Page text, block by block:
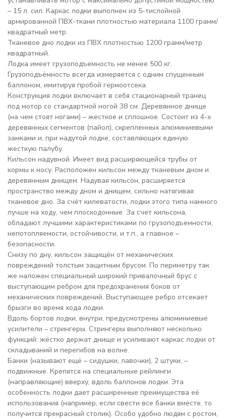
Комплектация
- 2 Сиденья
- 5-литровый ножной насос
- Ремонтный комплект
- Сертификат малого судна
(полный пакет документов
гарантия 5 лет полная (весла и насос
– 15 л. сил. Каркас лодки выполнен из 5-тислойной
армированной ПВХ-ткани плотностью материала 1100 грамм/
квадратный метр.
Тканевое дно лодки из ПВХ плотностью 1200 грамм/метр
квадратный.
Лодка имеет грузоподъемность не менее 500 кг.
Грузоподъёмность всегда измеряется с одним спущенным
баллоном, имитируя пробой гермоотсека.
Конструкция лодки включает в себя стационарный транец
под мотор со стандартной ногой 38 см. Деревянное днище
(на чем стоят ногами) – жесткое и сплошное. Состоит из 4-х
деревянных сегментов (пайол), скрепленных алюминиевыми
замками и, при надутой лодке, составляющих единую
жесткую палубу.
Кильсон надувной. Имеет вид расширяющейся трубы от
кормы к носу. Расположен кильсон между тканевым дном и
деревянным днищем. Надувая кильсон, расширяется
пространство между дном и днищем, сильно натягивая
тканевое дно. За счёт килеватости, лодки этого типа намного
лучше на ходу, чем плоскодонные. За счет кильсона,
обладают лучшими характеристиками по грузоподъемности,
непотопляемости, остойчивости, и т.п., а главное –
безопасности.
Снизу по дну, кильсон защищён от механических
повреждений толстым защитным брусом. По периметру так
же наложен специальный широкий привалочный брус с
выступающим ребром для предохранения боков от
механических повреждений. Выступающее ребро отсекает
брызги во время хода лодки.
Вдоль бортов лодки, внутри, предусмотрены алюминиевые
усилители – стрингеры. Стрингеры выполняют несколько
функций: жёстко держат днище и усиливают каркас лодки от
складываний и перегибов на волне.
Банки (называют ещё – сидушки, лавочки), 2 штуки, –
подвижные. Крепятся на специальные рейлинги
(направляющие) вверху, вдоль баллонов лодки. Эта
особенность лодки дает расширенные преимущества её
использования (например, если свести все банки вместе, то
получится прекрасный столик). Особо удобно людям с ростом,